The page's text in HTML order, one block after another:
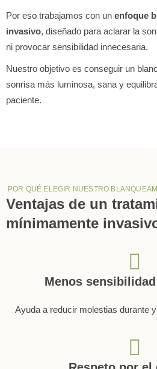
Por eso trabajamos con un enfoque
invasivo, diseñado para aclarar la
ni provocar sensibilidad innecesaria.
Nuestro objetivo es conseguir un
sonrisa más luminosa, sana y
paciente.
POR QUÉ ELEGIR NUESTRO
Ventajas de un
mínimamente
Menos
Ayuda a reducir molestias durante